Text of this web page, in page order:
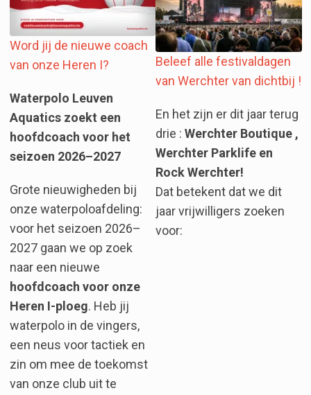
Word jij de nieuwe coach
van onze Heren I?
Waterpolo Leuven
Aquatics zoekt een
hoofdcoach voor het
seizoen 2026–2027
Grote nieuwigheden bij
onze waterpoloafdeling:
voor het seizoen 2026–
2027 gaan we op zoek
naar een nieuwe
hoofdcoach voor onze
Heren I-ploeg. Heb jij
waterpolo in de vingers,
een neus voor tactiek en
zin om mee de toekomst
van onze club uit te
Beleef alle festivaldagen
van Werchter van dichtbij !
En het zijn er dit jaar terug
drie : Werchter Boutique ,
Werchter Parklife en
Rock Werchter!
Dat betekent dat we dit
jaar vrijwilligers zoeken
voor: